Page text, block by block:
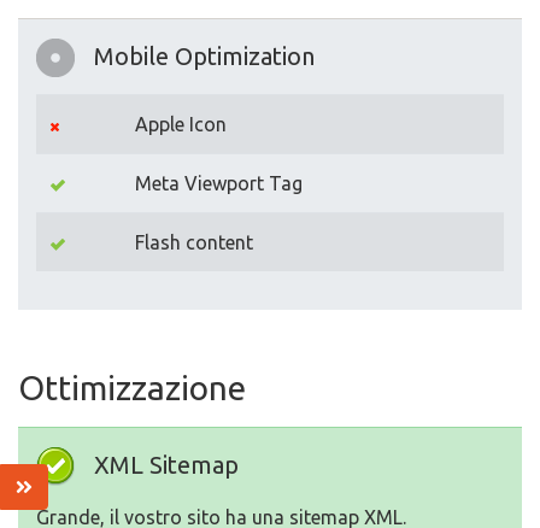
Mobile Optimization
Apple Icon
Meta Viewport Tag
Flash content
Ottimizzazione
XML Sitemap
Grande, il vostro sito ha una sitemap XML.